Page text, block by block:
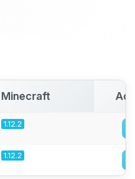
Minecraft
1.12.2
1.12.2